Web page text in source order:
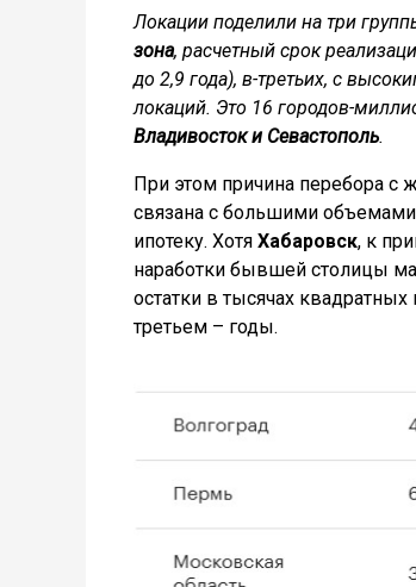
Локации поделили на три
зона, расчетный срок
до 2,9 года), в-третьих, с
локаций. Это 16 городов-
Владивосток и Севастополь.
При этом причина перебора с
связана с большими объемами
ипотеку. Хотя Хабаровск, к
наработки бывшей столицы
остатки в тысячах
третьем – годы.